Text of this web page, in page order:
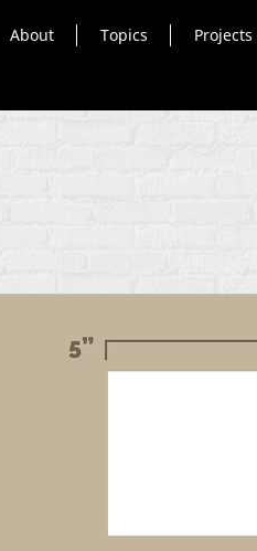
About Topics Projects